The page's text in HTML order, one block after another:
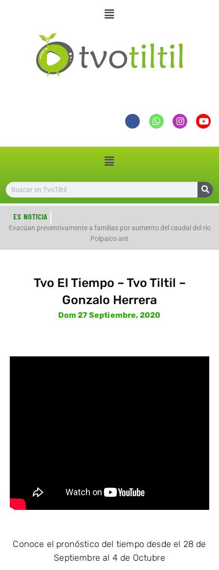
ES NOTICIA
Evacúan preventivamente a familias por aumento del caudal del río
Polpaico ant
Tvo El Tiempo – Tvo Tiltil –
Gonzalo Herrera
Dom 27 Septiembre, 2020
Conoce el pronóstico del tiempo desde el 28 de
Septiembre al 4 de Octubre